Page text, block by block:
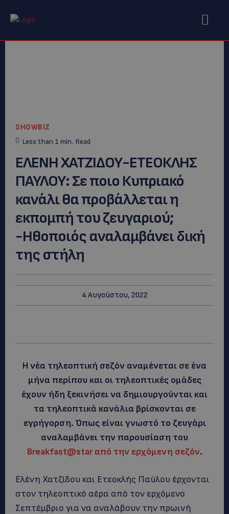
SHOWBIZ
Less than 1 min. Read
ΕΛΕΝΗ ΧΑΤΖΙΔΟΥ-ΕΤΕΟΚΛΗΣ
ΠΑΥΛΟΥ: Σε ποιο Κυπριακό
κανάλι θα προβάλλεται η
εκπομπή του ζευγαριού;
-Ηθοποιός αναλαμβάνει δική
της στήλη
4 Αυγούστου, 2022
Η νέα τηλεοπτική σεζόν αναμένεται σε ένα
μήνα περίπου και οι τηλεοπτικές ομάδες
έχουν ήδη ξεκινήσει να δημιουργούνται και
τα τηλεοπτικά κανάλια βρίσκονται σε
εγρήγορση. Όπως είναι γνωστό το ζευγάρι
αναλαμβάνει την παρουσίαση του
Breakfast@star από την ερχόμενη σεζόν.
Ελένη Χατζίδου και Ετεοκλής Παύλου έρχονται
στον τηλεοπτικό αέρα από τον ερχόμενο
Σεπτέμβριο για να αναλάβουν την πρωινή